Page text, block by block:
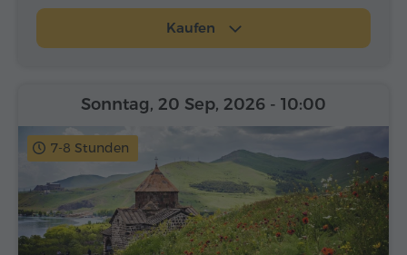
Kaufen
7-8 Stunden
Sonntag, 20 Sep, 2026 - 10:00